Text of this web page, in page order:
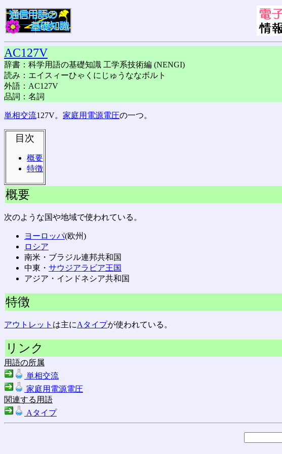
AC127V
辞書：科学用語の基礎知識 工学系技術編 (NENGI)
読み：エイスィーひゃくにじゅうななボルト
外語：AC127V
品詞：名詞
単相交流127V。 家庭用電源電圧の一つ。
目次
概要
特徴
概要
次のような国や地域で使われている。
ヨーロッパ(欧州)
ロシア
南米・ブラジル連邦共和国
中東・ サウジアラビア王国
アジア・インドネシア共和国
特徴
アウトレット は主にAタイプが使われている。
リンク
用語の所属
単相交流
家庭用電源電圧
関連する用語
Aタイプ